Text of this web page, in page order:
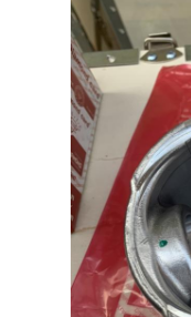
De
CUMMINS-
Mitsubishi
John Deere
DOOSAN
EG VOLVO
Isuzu Engine